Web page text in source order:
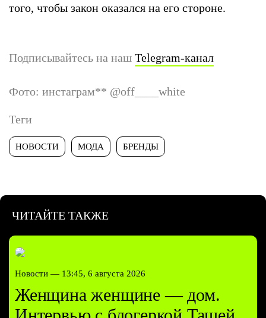
того, чтобы закон оказался на его стороне.
Подписывайтесь на наш Telegram-канал
Фото: инстаграм** @off____white
Теги
НОВОСТИ МОДА БРЕНДЫ
ЧИТАЙТЕ ТАКЖЕ
Новости — 13:45, 6 августа 2026
Женщина женщине — дом.